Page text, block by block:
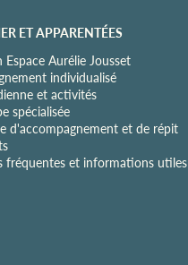
ET APPARENTÉES
Espace Aurélie Jousset
individualisé
et activités
spécialisée
d'accompagnement et de répit
fréquentes et informations utiles